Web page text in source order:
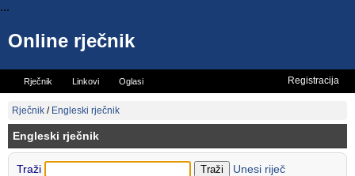
...
Online rječnik
Rječnik Linkovi Oglasi
Vicevi Mini rječnik
Registracija
Rječnik / Engleski rječnik
Engleski rječnik
Traži Unesi riječ